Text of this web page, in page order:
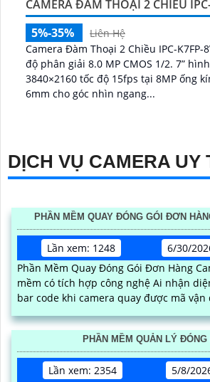
CAMERA ĐÀM THOẠI 2 CHIỀU
5%-35%
Liên Hệ
Camera Đàm Thoại 2 Chiều IPC-K7FP-
độ phân giải 8.0 MP CMOS 1/2. 7”
3840×2160 tốc độ 15fps tại 8MP ống
6mm cho góc nhìn ngang...
DỊCH VỤ CAMERA UY
PHẦN MỀM QUAY ĐÓNG GÓI ĐƠN
Lần xem: 1248
6/30/
Phần Mềm Quay Đóng Gói Đơn Hàng
mềm có tích hợp công nghệ Ai nhận
bar code khi camera quay được mã vận
PHẦN MỀM QUẢN LÝ ĐÓNG
Lần xem: 2354
5/8/